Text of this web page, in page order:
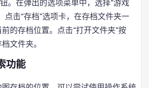
。在弹出的选项菜单中，选择“游戏
点击“存档”选项卡，在存档文件夹一
的存档位置。点击“打开文件夹”按
文件夹。
功能